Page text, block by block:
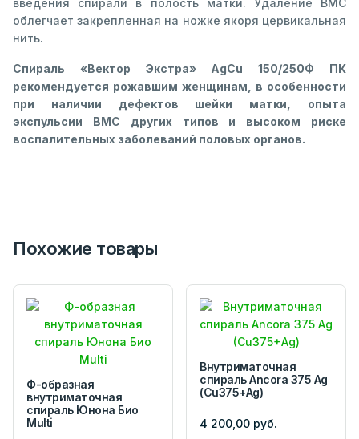
облегчает закрепленная на ножке якоря цервикальная
нить.
Спираль «Вектор Экстра» AgCu 150/250Ф ПК
рекомендуется рожавшим женщинам, в особенности
при наличии дефектов шейки матки, опыта
экспульсии ВМС других типов и высоком риске
воспалительных заболеваний половых органов.
Похожие товары
Ф-образная
внутриматочная
спираль Юнона Био
Multi
Внутриматочная
спираль Ancora 375 Ag
(Cu375+Ag)
4 200,00 руб.